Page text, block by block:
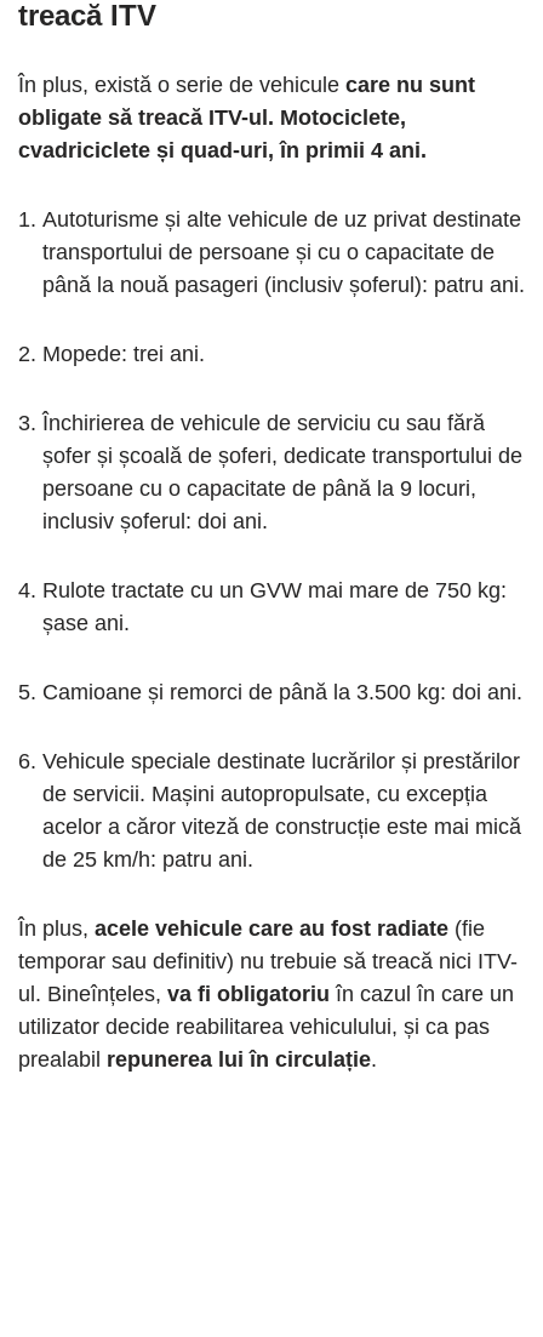
treacă ITV
În plus, există o serie de vehicule care nu sunt
obligate să treacă ITV-ul. Motociclete,
cvadriciclete și quad-uri, în primii 4 ani.
Autoturisme și alte vehicule de uz privat destinate
transportului de persoane și cu o capacitate de
până la nouă pasageri (inclusiv șoferul): patru ani.
Mopede: trei ani.
Închirierea de vehicule de serviciu cu sau fără
șofer și școală de șoferi, dedicate transportului de
persoane cu o capacitate de până la 9 locuri,
inclusiv șoferul: doi ani.
Rulote tractate cu un GVW mai mare de 750 kg:
șase ani.
Camioane și remorci de până la 3.500 kg: doi ani.
Vehicule speciale destinate lucrărilor și prestărilor
de servicii. Mașini autopropulsate, cu excepția
acelor a căror viteză de construcție este mai mică
de 25 km/h: patru ani.
În plus, acele vehicule care au fost radiate (fie
temporar sau definitiv) nu trebuie să treacă nici ITV-
ul. Bineînțeles, va fi obligatoriuîn cazul în care un
utilizator decide reabilitarea vehiculului, și ca pas
prealabil repunerea lui în circulație.